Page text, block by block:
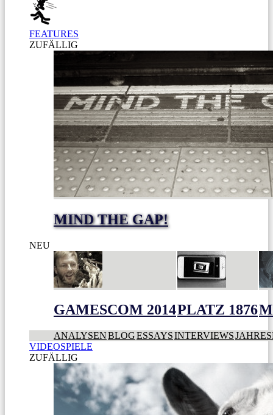
FEATURES
ZUFÄLLIG
MIND THE GAP!
NEU
GAMESCOM 2014PLATZ 1876
ANALYSENBLOGESSAYSINTERVIEWS
VIDEOSPIELE
ZUFÄLLIG